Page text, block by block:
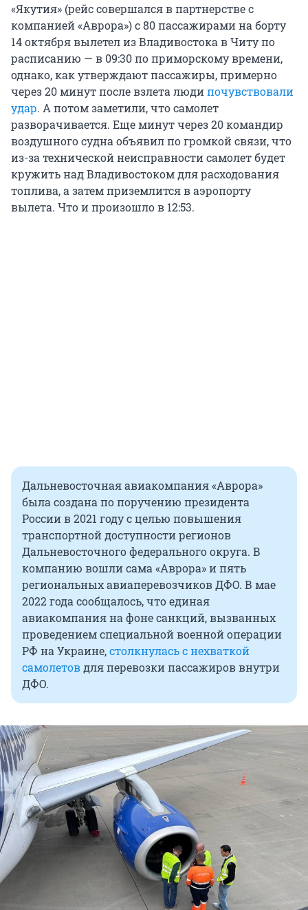
«Якутия» (рейс совершался в партнерстве с
компанией «Аврора») с 80 пассажирами на борту
14 октября вылетел из Владивостока в Читу по
расписанию — в 09:30 по приморскому времени,
однако, как утверждают пассажиры, примерно
через 20 минут после взлета людипочувствовали
удар. А потом заметили, что самолет
разворачивается. Еще минут через 20 командир
воздушного судна объявил по громкой связи, что
из-за технической неисправности самолет будет
кружить над Владивостоком для расходования
топлива, а затем приземлится в аэропорту
вылета. Что и произошло в 12:53.
Дальневосточная авиакомпания «Аврора»
была создана по поручению президента
России в 2021 году с целью повышения
транспортной доступности регионов
Дальневосточного федерального округа. В
компанию вошли сама «Аврора» и пять
региональных авиаперевозчиков ДФО. В мае
2022 года сообщалось, что единая
авиакомпания на фоне санкций, вызванных
проведением специальной военной операции
РФ на Украине,столкнулась с нехваткой
самолетов для перевозки пассажиров внутри
ДФО.